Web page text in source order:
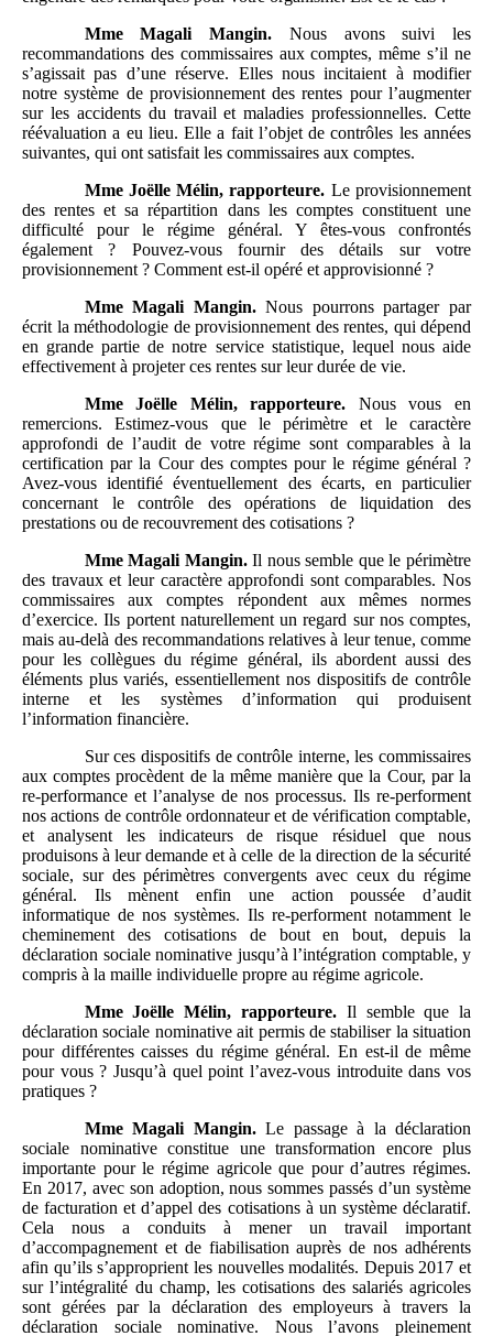
Mme
Magali Mangin. Nous avons suivi les
recommandations des commissaires aux comptes, même s’il ne
s’agissait pas d’une réserve. Elles nous incitaient à modifier
notre système de provisionnement des rentes pour l’augmenter
sur les accidents du travail et maladies professionnelles. Cette
réévaluation a eu lieu. Elle a fait l’objet de contrôles les années
suivantes, qui ont satisfait les commissaires aux comptes.
Mme Joëlle Mélin, rapporteure. Le provisionnement
des rentes et sa répartition dans les comptes constituent une
difficulté pour le régime général. Y êtes-vous confrontés
également ? Pouvez-vous fournir des détails sur votre
provisionnement ? Comment est-il opéré et approvisionné ?
Mme Magali Mangin.Nous pourrons partager par
écrit la méthodologie de provisionnement des rentes, qui dépend
en grande partie de notre service statistique, lequel nous aide
effectivement à projeter ces rentes sur leur durée de vie.
Mme
Joëlle Mélin, rapporteure. Nous vous en
remercions. Estimez-vous que le périmètre et le caractère
approfondi de l’audit de votre régime sont comparables à la
certification par la Cour des comptes pour le régime général ?
Avez-vous identifié éventuellement des écarts, en particulier
concernant le contrôle des opérations de liquidation des
prestations ou de recouvrement des cotisations ?
Mme Magali Mangin.Il nous semble que le périmètre
des travaux et leur caractère approfondi sont comparables. Nos
commissaires aux comptes répondent aux mêmes normes
d’exercice. Ils portent naturellement un regard sur nos comptes,
mais au‑delà des recommandations relatives à leur tenue, comme
pour les collègues du régime général, ils abordent aussi des
éléments plus variés, essentiellement nos dispositifs de contrôle
interne et les systèmes d’information qui produisent
l’information financière.
Sur ces dispositifs de contrôle interne, les commissaires
aux comptes procèdent de la même manière que la Cour, par la
re‑performance et l’analyse de nos processus. Ils re‑performent
nos actions de contrôle ordonnateur et de vérification comptable,
et analysent les indicateurs de risque résiduel que nous
produisons à leur demande et à celle de la direction de la sécurité
sociale, sur des périmètres convergents avec ceux du régime
général. Ils mènent enfin une action poussée d’audit
informatique de nos systèmes. Ils re‑performent notamment le
cheminement des cotisations de bout en bout, depuis la
déclaration sociale nominative jusqu’à l’intégration comptable, y
compris à la maille individuelle propre au régime agricole.
Mme Joëlle Mélin, rapporteure. Il semble que la
déclaration sociale nominative ait permis de stabiliser la situation
pour différentes caisses du régime général. En est-il de même
pour vous ? Jusqu’à quel point l’avez-vous introduite dans vos
pratiques ?
Mme Magali Mangin.Le passage à la déclaration
sociale nominative constitue une transformation encore plus
importante pour le régime agricole que pour d’autres régimes.
En 2017, avec son adoption, nous sommes passés d’un système
de facturation et d’appel des cotisations à un système déclaratif.
Cela nous a conduits à mener un travail important
d’accompagnement et de fiabilisation auprès de nos adhérents
afin qu’ils s’approprient les nouvelles modalités. Depuis 2017 et
sur l’intégralité du champ, les cotisations des salariés agricoles
sont gérées par la déclaration des employeurs à travers la
déclaration sociale nominative. Nous l’avons pleinement